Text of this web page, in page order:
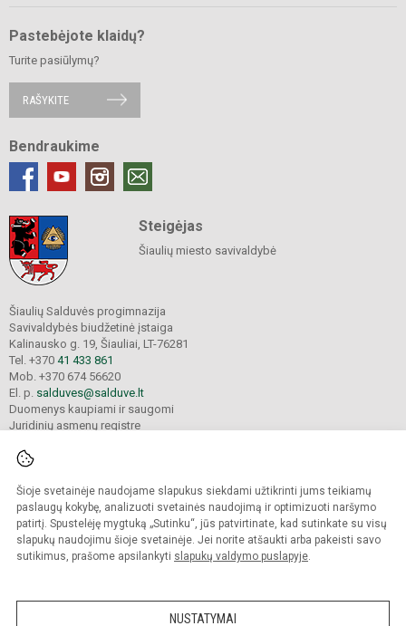
Šioje svetainėje naudojame slapukus siekdami užtikrinti jums teikiamų
paslaugų kokybę, analizuoti svetainės naudojimą ir optimizuoti naršymo
patirtį. Spustelėję mygtuką „Sutinku“, jūs patvirtinate, kad sutinkate su visų
slapukų naudojimu šioje svetainėje. Jei norite atšaukti arba pakeisti savo
sutikimus, prašome apsilankyti slapukų valdymo puslapyje.
NUSTATYMAI
Pastebėjote klaidų?
Turite pasiūlymų?
RAŠYKITE
Bendraukime
Steigėjas
Šiaulių miesto savivaldybė
Šiaulių Salduvės progimnazija
Savivaldybės biudžetinė įstaiga
Kalinausko g. 19, Šiauliai, LT-76281
Tel. +370 41 433 861
Mob. +370 674 56620
El. p. salduves@salduve.lt
Duomenys kaupiami ir saugomi
Juridinių asmenų registre
© 2026. Šiaulių Salduvės progimnazija. Visos teisės saugomos.
Kopijuoti turinį be raštiško įstaigos administracijos sutikimo griežtai draudžiama.